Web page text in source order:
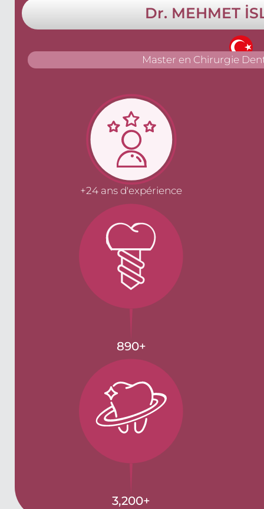
Dr. MEHMET
Master en Chirurgie
+24 ans d'expérience
890+
3,200+